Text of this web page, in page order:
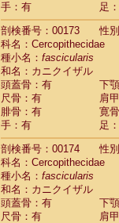
手：有
足
剖検番号：00173
性
科名：Cercopithecidae
種小名： fascicularis
和名：カニクイザル
頭蓋骨：有
下
尺骨：有
肩
腓骨：有
寛
手：有
足
剖検番号：00174
性
科名：Cercopithecidae
種小名： fascicularis
和名：カニクイザル
頭蓋骨：有
下
尺骨：有
肩